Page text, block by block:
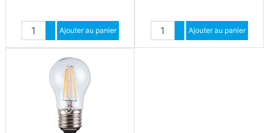
Quantité
Augmenter quantité
Diminuer quantité
Ajouter au panier Quantité
Augmenter quantité
Diminuer quantité
Ajouter au panier